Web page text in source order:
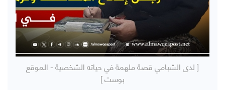
[ لدى الشبامي قصة ملهمة في حياته الشخصية - الموقع
بوست ]